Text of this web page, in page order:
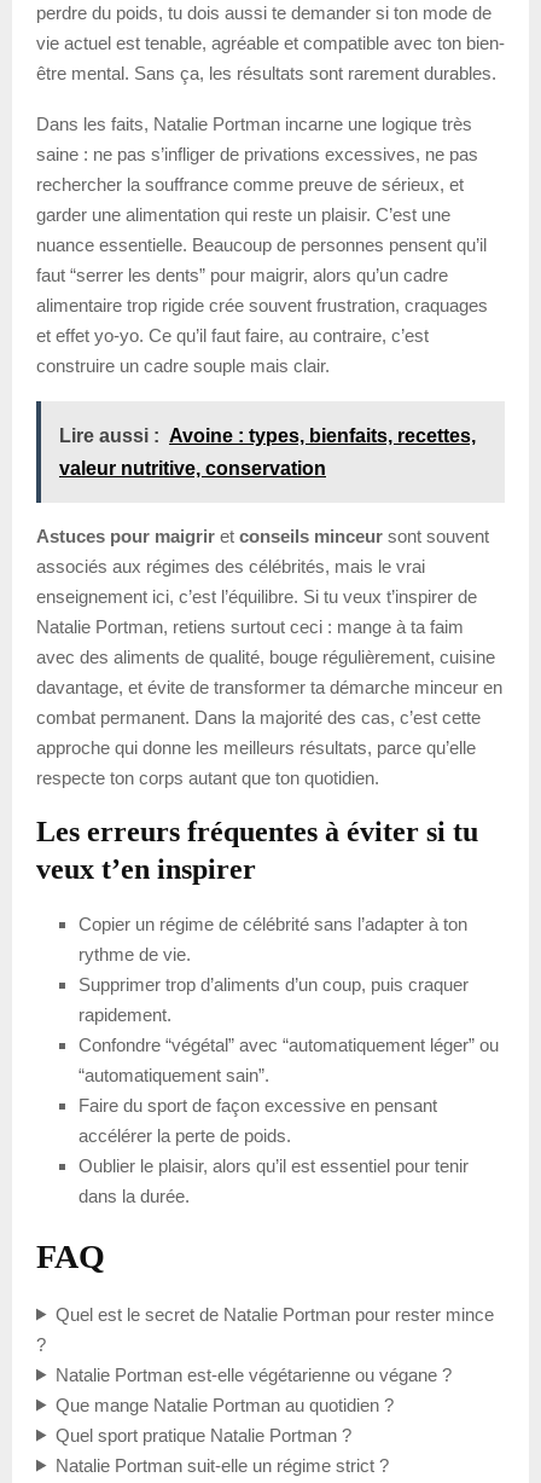
perdre du poids, tu dois aussi te demander si ton mode de
vie actuel est tenable, agréable et compatible avec ton bien-
être mental. Sans ça, les résultats sont rarement durables.
Dans les faits, Natalie Portman incarne une logique très
saine : ne pas s’infliger de privations excessives, ne pas
rechercher la souffrance comme preuve de sérieux, et
garder une alimentation qui reste un plaisir. C’est une
nuance essentielle. Beaucoup de personnes pensent qu’il
faut “serrer les dents” pour maigrir, alors qu’un cadre
alimentaire trop rigide crée souvent frustration, craquages
et effet yo-yo. Ce qu’il faut faire, au contraire, c’est
construire un cadre souple mais clair.
Lire aussi : Avoine : types, bienfaits, recettes,
valeur nutritive, conservation
Astuces pour maigrir et conseils minceur sont souvent
associés aux régimes des célébrités, mais le vrai
enseignement ici, c’est l’équilibre. Si tu veux t’inspirer de
Natalie Portman, retiens surtout ceci : mange à ta faim
avec des aliments de qualité, bouge régulièrement, cuisine
davantage, et évite de transformer ta démarche minceur en
combat permanent. Dans la majorité des cas, c’est cette
approche qui donne les meilleurs résultats, parce qu’elle
respecte ton corps autant que ton quotidien.
Les erreurs fréquentes à éviter si tu
veux t’en inspirer
Copier un régime de célébrité sans l’adapter à ton
rythme de vie.
Supprimer trop d’aliments d’un coup, puis craquer
rapidement.
Confondre “végétal” avec “automatiquement léger” ou
“automatiquement sain”.
Faire du sport de façon excessive en pensant
accélérer la perte de poids.
Oublier le plaisir, alors qu’il est essentiel pour tenir
dans la durée.
FAQ
Quel est le secret de Natalie Portman pour rester mince
?
Natalie Portman est-elle végétarienne ou végane ?
Que mange Natalie Portman au quotidien ?
Quel sport pratique Natalie Portman ?
Natalie Portman suit-elle un régime strict ?